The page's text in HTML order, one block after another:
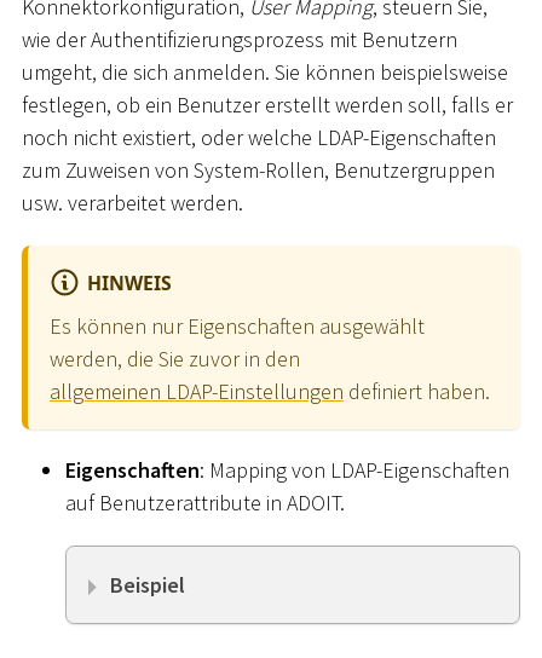
Konnektorkonfiguration, User Mapping, steuern Sie,
wie der Authentifizierungsprozess mit Benutzern
umgeht, die sich anmelden. Sie können beispielsweise
festlegen, ob ein Benutzer erstellt werden soll, falls er
noch nicht existiert, oder welche LDAP-Eigenschaften
zum Zuweisen von System-Rollen, Benutzergruppen
usw. verarbeitet werden.
HINWEIS
Es können nur Eigenschaften ausgewählt
werden, die Sie zuvor in den
allgemeinen LDAP-Einstellungen definiert haben.
Eigenschaften: Mapping von LDAP-Eigenschaften
auf Benutzerattribute in ADOIT.
Beispiel